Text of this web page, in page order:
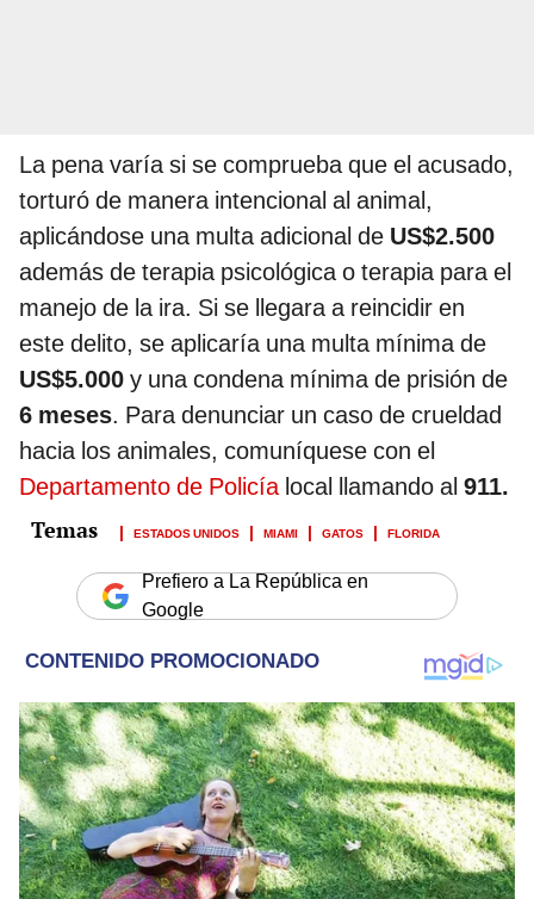
La pena varía si se comprueba que el acusado,
torturó de manera intencional al animal,
aplicándose una multa adicional de US$2.500
además de terapia psicológica o terapia para el
manejo de la ira. Si se llegara a reincidir en
este delito, se aplicaría una multa mínima de
US$5.000 y una condena mínima de prisión de
6 meses. Para denunciar un caso de crueldad
hacia los animales, comuníquese con el
Departamento de Policíalocal llamando al 911.
ESTADOS UNIDOS MIAMI GATOS FLORIDA
Prefiero a La República en
Google